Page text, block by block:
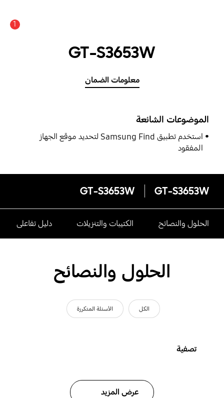
1
GT-S3653W
معلومات الضمان
الموضوعات الشائعة
استخدم تطبيق Samsung Find لتحديد موقع الجهاز
المفقود
GT-S3653W
GT-S3653W
الحلول والنصائح الكتيبات والتنزيلات دليل تفاعلى
الحلول والنصائح
الكل الأسئلة المتكررة
تصفية
عرض المزيد